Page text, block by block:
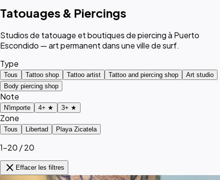
Tatouages & Piercings
Studios de tatouage et boutiques de piercing à Puerto
Escondido — art permanent dans une ville de surf.
Type
Tous Tattoo shop Tattoo artist Tattoo and piercing shop
Art studio
Body piercing shop
Note
N'importe 4+ ★ 3+ ★
Zone
Tous Libertad Playa Zicatela
1–20 / 20
close Effacer les filtres